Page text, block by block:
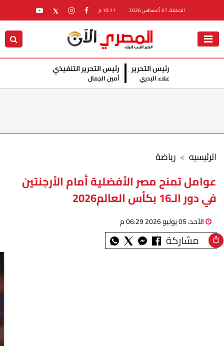
الجمعة، 07 أغسطس 2026
رئيس التحرير
علاء البدري
رئيس التحرير التنفيذي
أمين الجمال
رياضة الرئيسيه
عوامل تمنح مصر الأفضلية أمام الأرجنتين
في دور الـ16 بكأس العالم2026
الأحد، 05 يوليو 2026 06:29 م
مشاركة